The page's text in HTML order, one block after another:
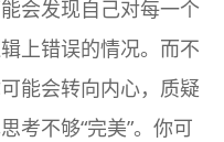
会发现自己对每一个
上错误的情况。而不
能会转向内心，质疑
考不够“完美”。你可